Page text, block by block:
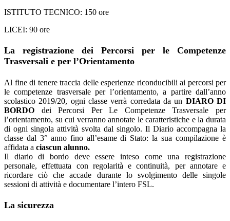
ISTITUTO TECNICO: 150 ore
LICEI: 90 ore
La registrazione dei Percorsi per le Competenze
Trasversali e per l’Orientamento
Al fine di tenere traccia delle esperienze riconducibili ai percorsi per
le competenze trasversale per l’orientamento, a partire dall’anno
scolastico 2019/20, ogni classe verrà corredata da un DIARO DI
BORDO
dei Percorsi Per Le Competenze Trasversale per
l’orientamento, su cui verranno annotate le caratteristiche e la durata
di ogni singola attività svolta dal singolo. Il Diario accompagna la
classe dal 3° anno fino all’esame di Stato: la sua compilazione è
affidata a ciascun alunno.
Il diario di bordo deve essere inteso come una registrazione
personale, effettuata con regolarità e continuità, per annotare e
ricordare ciò che accade durante lo svolgimento delle singole
sessioni di attività e documentare l’intero FSL.
La sicurezza